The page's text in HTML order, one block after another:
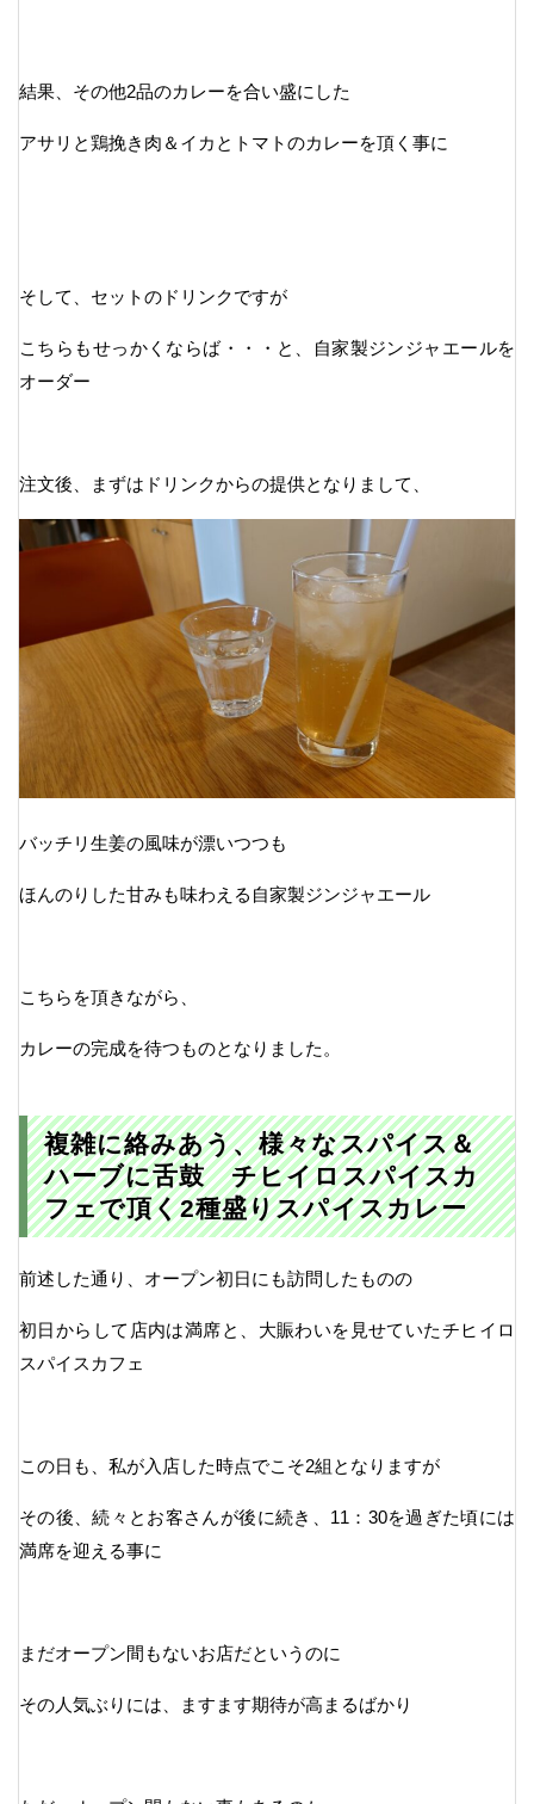
結果、その他2品のカレーを合い盛にした
アサリと鶏挽き肉＆イカとトマトのカレーを頂く事に
そして、セットのドリンクですが
こちらもせっかくならば・・・と、自家製ジンジャエールを
オーダー
注文後、まずはドリンクからの提供となりまして、
バッチリ生姜の風味が漂いつつも
ほんのりした甘みも味わえる自家製ジンジャエール
こちらを頂きながら、
カレーの完成を待つものとなりました。
複雑に絡みあう、様々なスパイス＆
ハーブに舌鼓 チヒイロスパイスカ
フェで頂く2種盛りスパイスカレー
前述した通り、オープン初日にも訪問したものの
初日からして店内は満席と、大賑わいを見せていたチヒイロ
スパイスカフェ
この日も、私が入店した時点でこそ2組となりますが
その後、続々とお客さんが後に続き、11：30を過ぎた頃には
満席を迎える事に
まだオープン間もないお店だというのに
その人気ぶりには、ますます期待が高まるばかり